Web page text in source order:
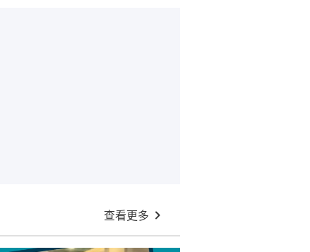
查看更多